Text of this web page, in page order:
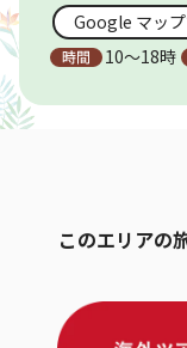
Google マップ
10〜18時
このエリアの